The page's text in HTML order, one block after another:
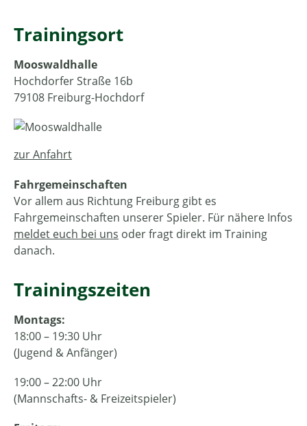
Trainingsort
Mooswaldhalle
Hochdorfer Straße 16b
79108 Freiburg-Hochdorf
zur Anfahrt
Fahrgemeinschaften
Vor allem aus Richtung Freiburg gibt es
Fahrgemeinschaften unserer Spieler. Für nähere Infos
meldet euch bei uns oder fragt direkt im Training
danach.
Trainingszeiten
Montags:
18:00 – 19:30 Uhr
(Jugend & Anfänger)
19:00 – 22:00 Uhr
(Mannschafts- & Freizeitspieler)